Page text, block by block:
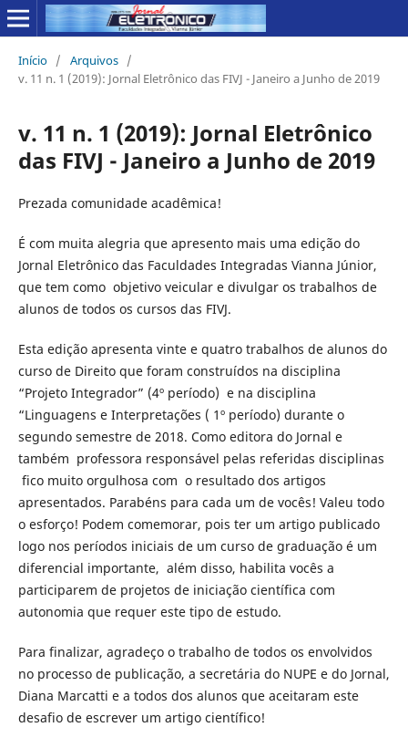
Início / Arquivos /
v. 11 n. 1 (2019): Jornal Eletrônico das FIVJ - Janeiro a Junho de 2019
v. 11 n. 1 (2019): Jornal Eletrônico
das FIVJ - Janeiro a Junho de 2019
Prezada comunidade acadêmica!
É com muita alegria que apresento mais uma edição do
Jornal Eletrônico das Faculdades Integradas Vianna Júnior,
que tem como objetivo veicular e divulgar os trabalhos de
alunos de todos os cursos das FIVJ.
Esta edição apresenta vinte e quatro trabalhos de alunos do
curso de Direito que foram construídos na disciplina
“Projeto Integrador” (4º período) e na disciplina
“Linguagens e Interpretações ( 1º período) durante o
segundo semestre de 2018. Como editora do Jornal e
também professora responsável pelas referidas disciplinas
fico muito orgulhosa com o resultado dos artigos
apresentados. Parabéns para cada um de vocês! Valeu todo
o esforço! Podem comemorar, pois ter um artigo publicado
logo nos períodos iniciais de um curso de graduação é um
diferencial importante, além disso, habilita vocês a
participarem de projetos de iniciação científica com
autonomia que requer este tipo de estudo.
Para finalizar, agradeço o trabalho de todos os envolvidos
no processo de publicação, a secretária do NUPE e do Jornal,
Diana Marcatti e a todos dos alunos que aceitaram este
desafio de escrever um artigo científico!